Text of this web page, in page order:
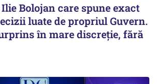
Bolojan care spune exact
luate de propriul Guvern.
în mare discreție, fără